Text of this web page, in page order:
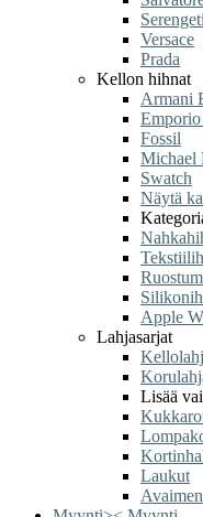
Serengeti
Versace
Prada
Kellon hihnat
Armani
Fossil
Michael
Swatch
Näytä
Apple
Lahjasarjat
Lisää
Laukut